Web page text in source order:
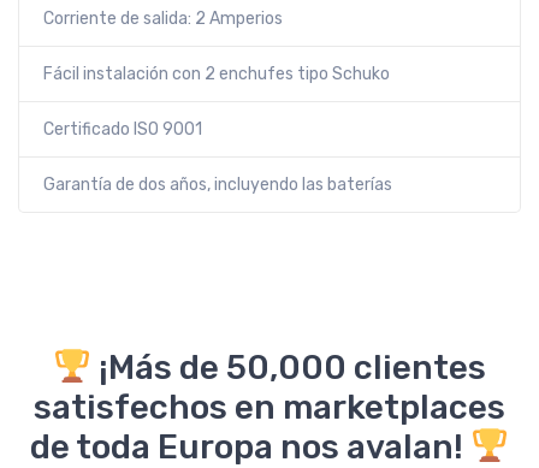
Corriente de salida: 2 Amperios
Fácil instalación con 2 enchufes tipo Schuko
Certificado ISO 9001
Garantía de dos años, incluyendo las baterías
¡Más de 50,000 clientes
satisfechos en marketplaces
de toda Europa nos avalan!